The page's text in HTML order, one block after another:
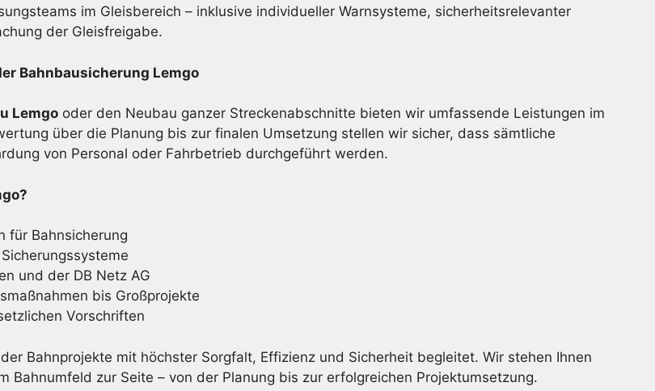
im Gleisbereich – inklusive individueller Warnsysteme, sicherheitsrelevanter
der Gleisfreigabe.
Bahnbau­sicherung Lemgo
Lemgo oder den Neubau ganzer Streckenabschnitte bieten wir umfassende Leistungen im
über die Planung bis zur finalen Umsetzung stellen wir sicher, dass sämtliche
von Personal oder Fahrbetrieb durchgeführt werden.
für Bahnsicherung
und der DB Netz AG
bis Großprojekte
Vorschriften
Bahnprojekte mit höchster Sorgfalt, Effizienz und Sicherheit begleitet. Wir stehen Ihnen
Bahnumfeld zur Seite – von der Planung bis zur erfolgreichen Projektumsetzung.